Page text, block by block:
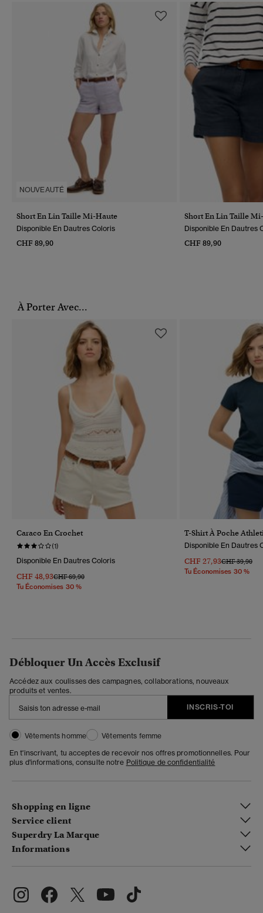
NOUVEAUTÉ
Short En Lin Taille Mi-Haute
Disponible En Dautres Coloris
CHF 89,90
Short En Lin Taille
Disponible En Dautres
CHF 89,90
À Porter Avec...
Caraco En Crochet
(1)
Disponible En Dautres Coloris
CHF 48,93Prix Réduit De
CHF 69,90À
Tu Économises 30 %
T-Shirt À Poche
Disponible En Dautres
CHF 27,93Prix Réduit De
CHF 39,90À
Tu Économises 30 %
Débloquer Un Accès Exclusif
Accédez aux coulisses des campagnes, collaborations, nouveaux
produits et ventes.
INSCRIS-TOI
Vêtements homme
Vêtements femme
En t'inscrivant, tu acceptes de recevoir nos offres promotionnelles. Pour
plus d'informations, consulte notre Politique de confidentialité
Shopping en ligne
Service client
Superdry La Marque
Informations